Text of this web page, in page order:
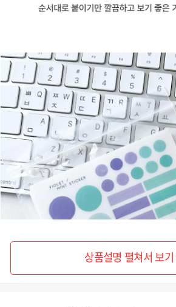
상품설명 펼쳐서 보기